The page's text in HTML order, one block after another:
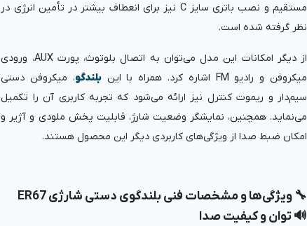
مستقیم و نصب باتری سایز C نیز برای انعطاف بیشتر در تأمین انرژی در
نظر گرفته شده است.
از دیگر امکانات این مدل می‌توان به اتصال بلوتوث، پورت AUX، ورودی
میکروفن و رادیو FM اشاره کرد. همراه با این
بلندگو، میکروفن دستی
سیم‌دار و ریموت کنترل نیز ارائه می‌شود که تجربه کاربری آن را تکمیل
می‌نماید. همچنین، نمایشگر وضعیت شارژ، قابلیت پخش ملودی و آژیر و
امکان ضبط صدا از ویژگی‌های کاربردی دیگر این محصول هستند.
🔧 ویژگی‌ها و مشخصات فنی بلندگوی دستی شارژی ER67
🔊 توان و کیفیت صدا